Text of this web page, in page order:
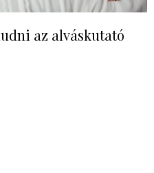
az alváskutató